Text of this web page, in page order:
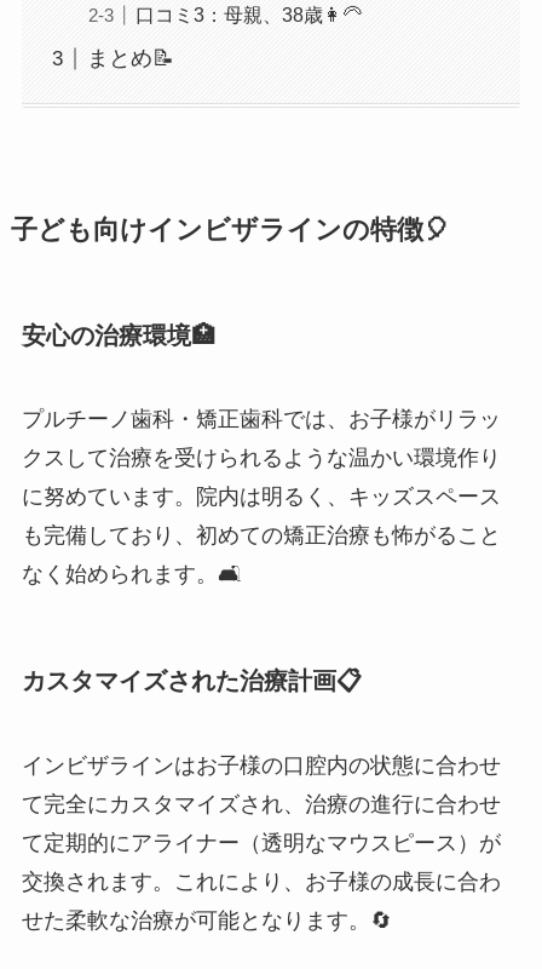
口コミ3：母親、38歳👩‍🦳
まとめ📝
子ども向けインビザラインの特徴🎈
安心の治療環境🏥
プルチーノ歯科・矯正歯科では、お子様がリラッ
クスして治療を受けられるような温かい環境作り
に努めています。院内は明るく、キッズスペース
も完備しており、初めての矯正治療も怖がること
なく始められます。🛋️
カスタマイズされた治療計画📋
インビザラインはお子様の口腔内の状態に合わせ
て完全にカスタマイズされ、治療の進行に合わせ
て定期的にアライナー（透明なマウスピース）が
交換されます。これにより、お子様の成長に合わ
せた柔軟な治療が可能となります。🔄